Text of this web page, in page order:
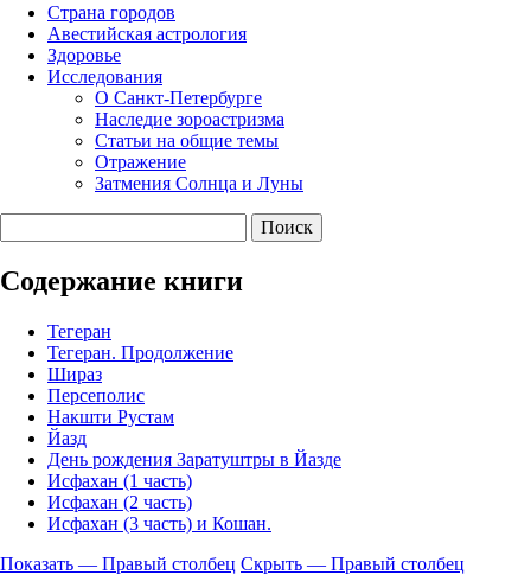
Страна городов
Авестийская астрология
Здоровье
Исследования
О Санкт-Петербурге
Наследие зороастризма
Cтатьи на общие темы
Отражение
Затмения Солнца и Луны
Содержание книги
Тегеран
Тегеран. Продолжение
Шираз
Персеполис
Накшти Рустам
Йазд
День рождения Заратуштры в Йазде
Исфахан (1 часть)
Исфахан (2 часть)
Исфахан (3 часть) и Кошан.
Показать — Правый столбец Скрыть — Правый столбец